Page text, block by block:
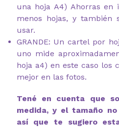
una hoja A4) Ahorras en
menos hojas, y también
usar.
GRANDE: Un cartel por
uno mide
hoja a4) en este caso los
mejor en las fotos.
Tené en cuenta que
medida, y el tamaño
así que te sugiero